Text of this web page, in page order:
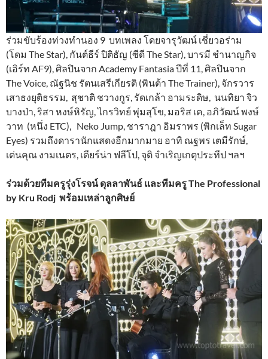
ร่วมขับร้องท่วงทำนอง 9 บทเพลง โดยจารุวัฒน์ เชี่ยวอร่าม
(โดม The Star), กันต์ธีร์ ปิติธัญ (ซีดี The Star), บารมี ชำนาญกิจ
(เอิร์ท AF9), ศิลปินจาก Academy Fantasia ปีที่ 11, ศิลปินจาก
The Voice, ณัฐนิช รัตนเสรีเกียรติ (พินต้า The Trainer), จักรวาร
เสาธงยุติธรรม, สุชาติ ชวางกูร, รัดเกล้า อามระดิษ, นนทิยา จิว
บางป่า, ริสา หงษ์หิรัญ, ไกรวิทย์ พุ่มสุโข, มอริส เค, อภิวัฒน์ พงษ์
วาท (หนึ่ง ETC), Neko Jump, ชาราฎา อิมราพร (พิกเล็ท Sugar
Eyes) รวมถึงดารานักแสดงอีกมากมาย อาทิ ณฐพร เตมีรักษ์,
เด่นคุณ งามเนตร, เดียร์น่า ฟลีโป, จุติ จำเริญเกตุประทีป ฯลฯ
ร่วมด้วยทีมครูรุ่งโรจน์ ดุลลาพันธ์ และทีมครู The Professional
by Kru Rodj พร้อมเหล่าลูกศิษย์